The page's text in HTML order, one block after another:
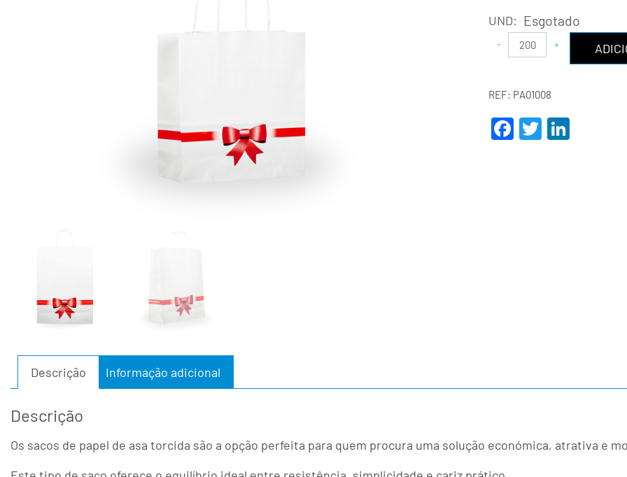
UND: Esgotado
REF: PA01008
Facebook
Twitter
Descrição Informação adicional
Descrição
Os sacos de papel de asa torcida são a opção perfeita para quem procura uma solução económica, atrativa e